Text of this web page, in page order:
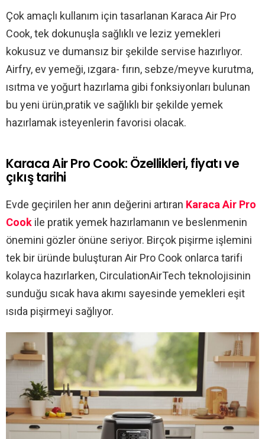
Çok amaçlı kullanım için tasarlanan Karaca Air Pro
Cook, tek dokunuşla sağlıklı ve leziz yemekleri
kokusuz ve dumansız bir şekilde servise hazırlıyor.
Airfry, ev yemeği, ızgara- fırın, sebze/meyve kurutma,
ısıtma ve yoğurt hazırlama gibi fonksiyonları bulunan
bu yeni ürün,pratik ve sağlıklı bir şekilde yemek
hazırlamak isteyenlerin favorisi olacak.
Karaca Air Pro Cook: Özellikleri, fiyatı ve
çıkış tarihi
Evde geçirilen her anın değerini artıran Karaca Air Pro
Cook ile pratik yemek hazırlamanın ve beslenmenin
önemini gözler önüne seriyor. Birçok pişirme işlemini
tek bir üründe buluşturan Air Pro Cook onlarca tarifi
kolayca hazırlarken, CirculationAirTech teknolojisinin
sunduğu sıcak hava akımı sayesinde yemekleri eşit
ısıda pişirmeyi sağlıyor.